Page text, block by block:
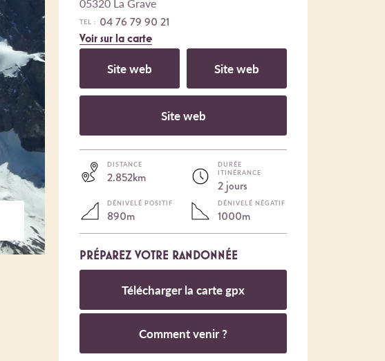
TEL : 04 76 79 90 21
Voir sur la carte
Site web Site web
Site web
DISTANCE
2.852km
DURÉE
ITINÉRANCE
2 jours
DÉNIVELÉ POSITIF
890m
DÉNIVELÉ NÉGATIF
1000m
PRÉPAREZ VOTRE RANDONNÉE
Télécharger la carte gpx
Comment venir ?